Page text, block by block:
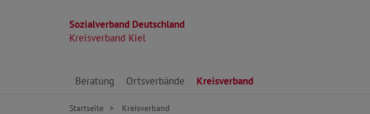
Sozialverband Deutschland
Kreisverband Kiel
Direkt zu den Inhalten springen
Beratung Ortsverbände Kreisverband
Startseite Kreisverband